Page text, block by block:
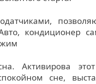
кондиционер
Активирова
сне,